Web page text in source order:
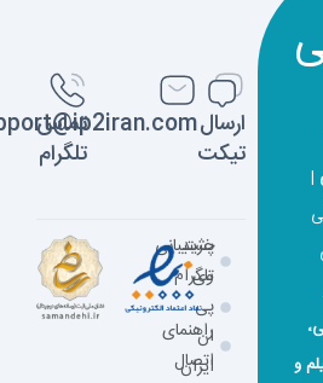
ارسال
تیکت
support@ip2iran.com
تماس
تلگرام
خرید
وی
پی
ان
ایران
پشتیبانی
تلگرام
راهنمای
اتصال